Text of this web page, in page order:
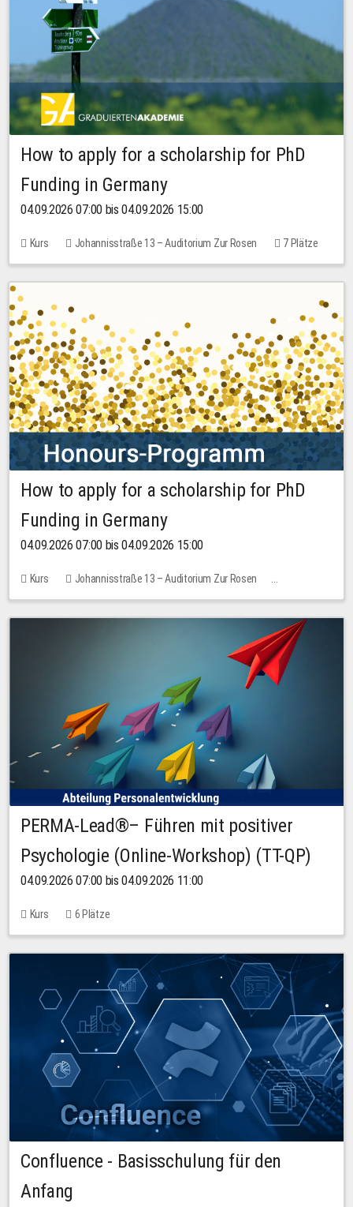
How to apply for a scholarship for PhD
Funding in Germany
04.09.2026 07:00 bis 04.09.2026 15:00
Kurs Johannisstraße 13 – Auditorium Zur Rosen
7 Plätze
10,00 EUR
How to apply for a scholarship for PhD
Funding in Germany
04.09.2026 07:00 bis 04.09.2026 15:00
Kurs
Johannisstraße 13 – Auditorium Zur Rosen
Keine freien Plätze
PERMA-Lead®– Führen mit positiver
Psychologie (Online-Workshop) (TT-QP)
04.09.2026 07:00 bis 04.09.2026 11:00
Kurs 6 Plätze
Confluence - Basisschulung für den
Anfang